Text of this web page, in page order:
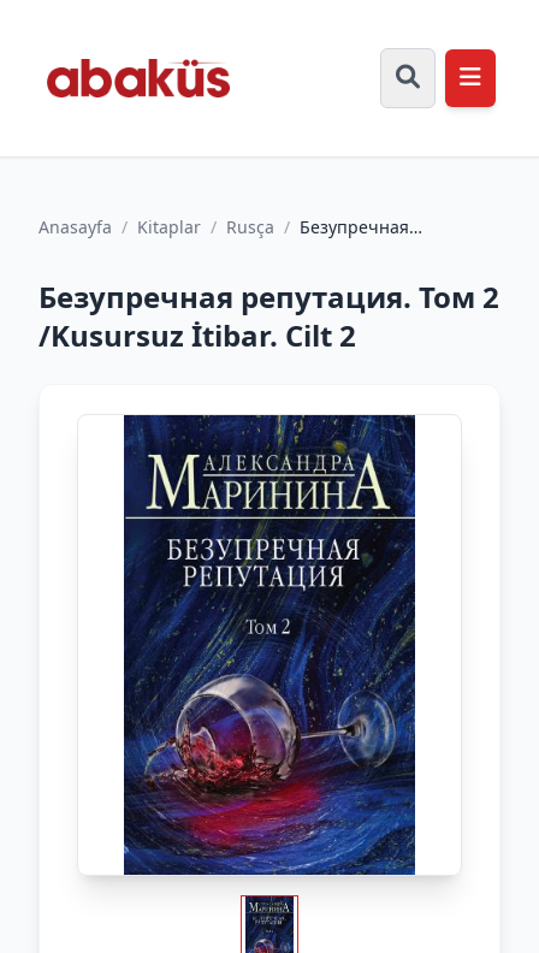
Anasayfa / Kitaplar / Rusça / Безупречная
Безупречная репутация. Том 2
/Kusursuz İtibar. Cilt 2